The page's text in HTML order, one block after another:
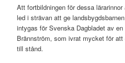
Att fortbildningen för dessa
led i strävan att ge
intygas för Svenska Dagbladet av
Brännström, som ivrat mycket för
till stånd.